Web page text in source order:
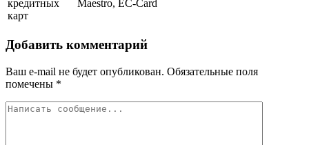
кредитных
карт
Maestro, EC-Card
Добавить комментарий
Ваш e-mail не будет опубликован. Обязательные поля
помечены *